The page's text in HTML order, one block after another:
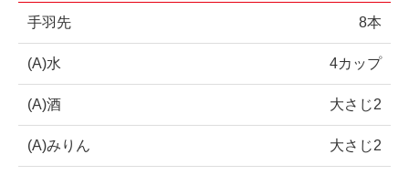
手羽先 8本
(A)水 4カップ
(A)酒 大さじ2
(A)みりん 大さじ2